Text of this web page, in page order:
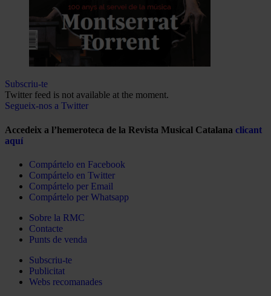
Subscriu-te
Twitter feed is not available at the moment.
Segueix-nos a Twitter
Accedeix a l’hemeroteca de la Revista Musical Catalana clicant
aquí
Compártelo en Facebook
Compártelo en Twitter
Compártelo per Email
Compártelo per Whatsapp
Sobre la RMC
Contacte
Punts de venda
Subscriu-te
Publicitat
Webs recomanades